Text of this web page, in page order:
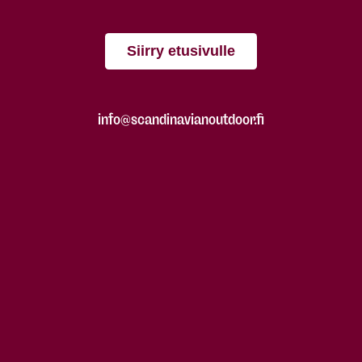
Siirry etusivulle
info@scandinavianoutdoor.fi